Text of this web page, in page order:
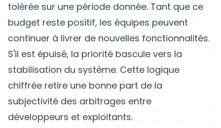
tolérée sur une période donnée. Tant que ce
budget reste positif, les équipes peuvent
continuer à livrer de nouvelles fonctionnalités.
S'il est épuisé, la priorité bascule vers la
stabilisation du système. Cette logique
chiffrée retire une bonne part de la
subjectivité des arbitrages entre
développeurs et exploitants.